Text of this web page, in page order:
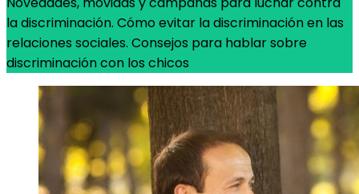
la discriminación. Cómo evitar la discriminación en las
relaciones sociales. Consejos para hablar sobre
discriminación con los chicos